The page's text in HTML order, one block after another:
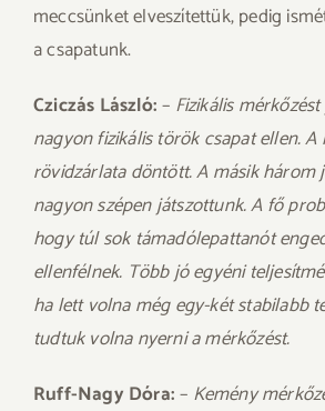
meccsünket elveszítettük, pedig
a csapatunk.
Cziczás László:– Fizikális
nagyon fizikális török csapat ellen.
rövidzárlata döntött. A másik három
nagyon szépen játszottunk. A fő
hogy túl sok támadólepattanót
ellenfélnek. Több jó egyéni
ha lett volna még egy-két stabilabb
tudtuk volna nyerni a mérkőzést.
Ruff-Nagy Dóra:– Kemény